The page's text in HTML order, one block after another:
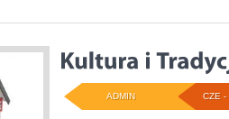
CZE -
ADMIN